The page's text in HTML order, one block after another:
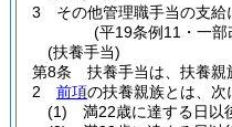
3
その他管理職手当の支給
(平19条例11・一部
(扶養手当)
第8条
扶養手当は、扶養親
2
前項の扶養親族とは、次
(1)
満22歳に達する日以